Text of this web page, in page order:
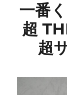
一番
超
超